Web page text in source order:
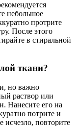
небольшое
протрите
После этого
в стиральной
ткани?
но важно
раствор или
Нанесите его на
потрите и
исчезло, повторите